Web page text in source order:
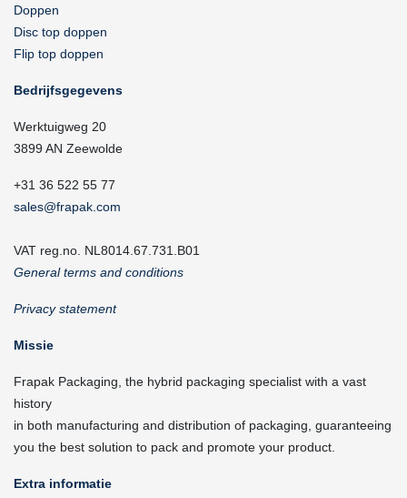
Doppen
Disc top doppen
Flip top doppen
Bedrijfsgegevens
Werktuigweg 20
3899 AN Zeewolde
+31 36 522 55 77
sales@frapak.com
VAT reg.no. NL8014.67.731.B01
General terms and conditions
Privacy statement
Missie
Frapak Packaging, the hybrid packaging specialist with a vast
history
in both manufacturing and distribution of packaging, guaranteeing
you the best solution to pack and promote your product.
Extra informatie